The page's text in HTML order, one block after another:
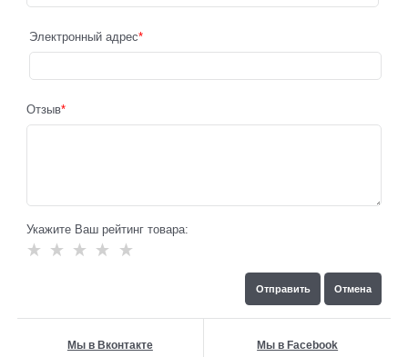
Электронный адрес
Отзыв
Укажите Ваш рейтинг товара:
Мы в Вконтакте Мы в Facebook